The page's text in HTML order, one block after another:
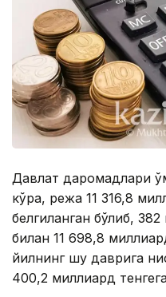
Давлат даромадлари
кўра, режа 11 316,8
белгиланган бўлиб,
билан 11 698,8
йилнинг шу даврига
400,2 миллиард